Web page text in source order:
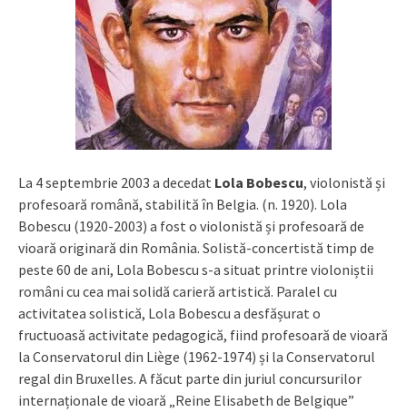
La 4 septembrie 2003 a decedat Lola Bobescu, violonistă și
profesoară română, stabilită în Belgia. (n. 1920). Lola
Bobescu (1920-2003) a fost o violonistă și profesoară de
vioară originară din România. Solistă-concertistă timp de
peste 60 de ani, Lola Bobescu s-a situat printre violoniștii
români cu cea mai solidă carieră artistică. Paralel cu
activitatea solistică, Lola Bobescu a desfășurat o
fructuoasă activitate pedagogică, fiind profesoară de vioară
la Conservatorul din Liège (1962-1974) și la Conservatorul
regal din Bruxelles. A făcut parte din juriul concursurilor
internaționale de vioară „Reine Elisabeth de Belgique”